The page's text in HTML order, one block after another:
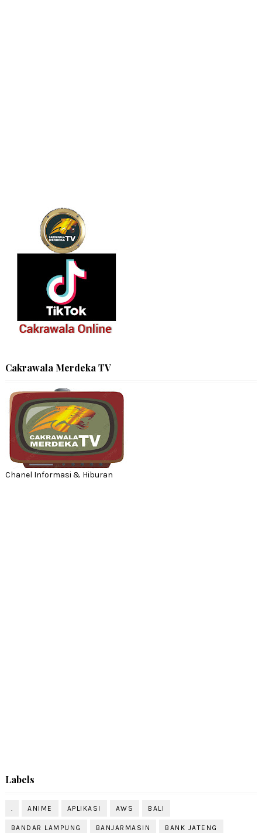
Cakrawala Merdeka TV
Chanel Informasi & Hiburan
Labels
ANIME APLIKASI AWS BALI
BANDAR LAMPUNG BANJARMASIN BANK JATENG